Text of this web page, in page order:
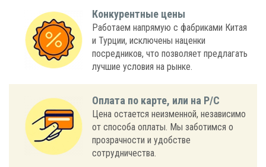
Конкурентные цены
Работаем напрямую с фабриками Китая
и Турции, исключены наценки
посредников, что позволяет предлагать
лучшие условия на рынке.
Оплата по карте, или на Р/С
Цена остается неизменной, независимо
от способа оплаты. Мы заботимся о
прозрачности и удобстве
сотрудничества.